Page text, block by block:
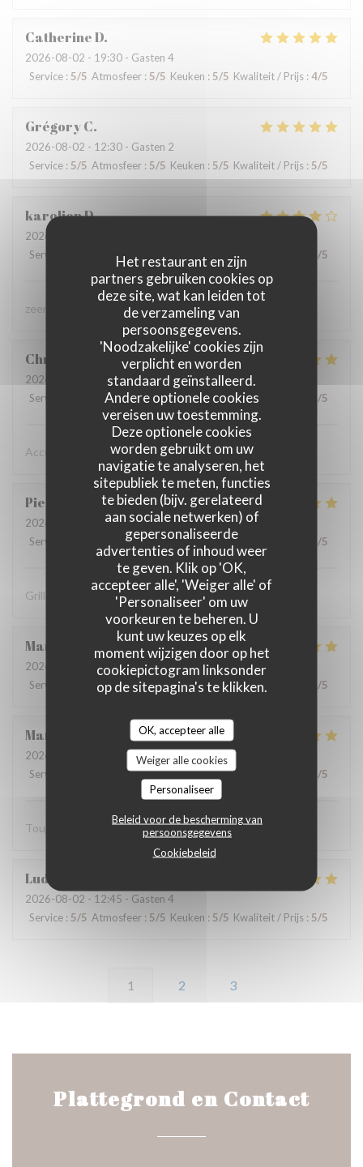
Het restaurant en zijn
partners gebruiken cookies op
deze site, wat kan leiden tot
de verzameling van
persoonsgegevens.
'Noodzakelijke' cookies zijn
verplicht en worden
standaard geïnstalleerd.
Andere optionele cookies
vereisen uw toestemming.
Deze optionele cookies
worden gebruikt om uw
navigatie te analyseren, het
sitepubliek te meten, functies
te bieden (bijv. gerelateerd
aan sociale netwerken) of
gepersonaliseerde
advertenties of inhoud weer
te geven. Klik op 'OK,
accepteer alle', 'Weiger alle' of
'Personaliseer' om uw
voorkeuren te beheren. U
kunt uw keuzes op elk
moment wijzigen door op het
cookiepictogram linksonder
op de sitepagina's te klikken.
OK, accepteer alle
Weiger alle cookies
Personaliseer
Beleid voor de bescherming van
persoonsgegevens
Cookiebeleid
CatherineD
2026-08-02 - 19:30 - Gasten 4
Service :5/5 Atmosfeer : 5/5 Keuken : 5/5 Kwaliteit / Prijs :4/5
GrégoryC
2026-08-02 - 12:30 - Gasten 2
Service : 5/5 Atmosfeer : 5/5 Keuken : 5/5 Kwaliteit / Prijs : 5/5
karolienD
2026-07-31
Service
Atmosfeer /5 Keuken Kwaliteit / Prijs /5
zeer lekker gegeten, zeer vriendelijke bediening
Christine
2026-08-02
- 19:15 - Gasten 2
Service
Atmosfeer:5/5 Keuken: 5/5 Kwaliteit / Prijs /5
Accueil chaleureux , professionnel
Pierre
2026-07-31
- 19:30 - Gasten 8
Service
Atmosfeer:5/5 Keuken:5/5 Kwaliteit / Prijs /5
Grillades à recommander
Martine
2026-08-01
- 12:15 - Gasten 2
Service
Atmosfeer:4/5 Keuken : 5/5 Kwaliteit / Prijs /5
Marie-catherine P
2026-08-02
- 12:45 - Gasten 4
Service
Atmosfeer:5/5 Keuken:5/5 Kwaliteit / Prijs /5
Toujours très bien. Bon produits. On s’est régalé merci.
Ludovic
2026-08-02 - 12:45 - Gasten 4
Service : 5/5 Atmosfeer : 5/5 Keuken : 5/5 Kwaliteit / Prijs : 5/5
1 2 3
Plattegrond en Contact